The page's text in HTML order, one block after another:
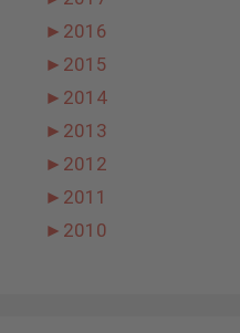
► 2016
► 2015
► 2014
► 2013
► 2012
► 2011
► 2010